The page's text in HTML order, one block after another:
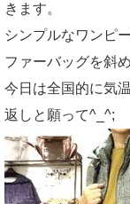
きます。
シンプルなワンピ
ファーバッグを斜
今日は全国的に気
返しと願って^_^;